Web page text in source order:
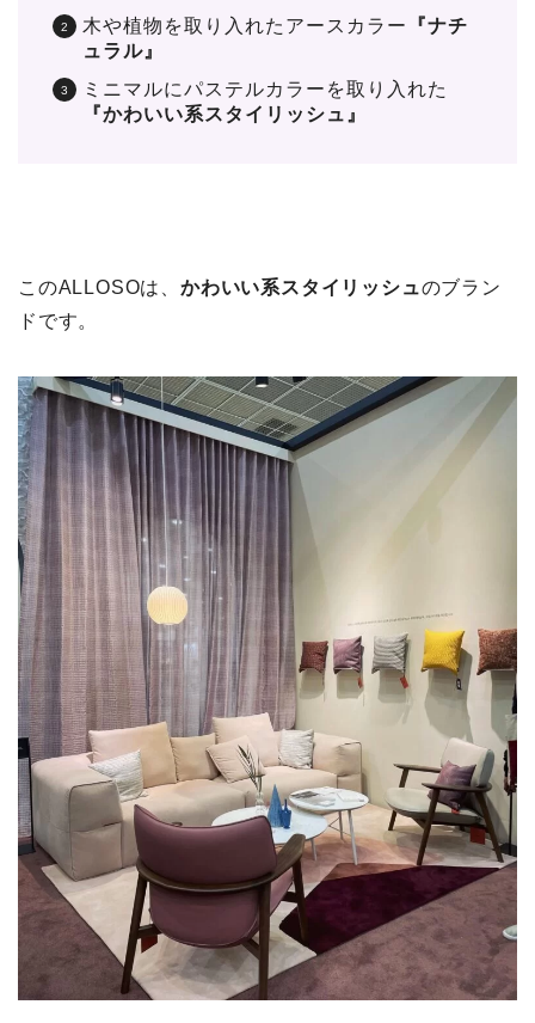
木や植物を取り入れたアースカラー
『ナチ
ュラル』
ミニマルにパステルカラーを取り入れた
『かわいい系スタイリッシュ』
このALLOSOは、 かわいい系スタイリッシュのブラン
ドです。